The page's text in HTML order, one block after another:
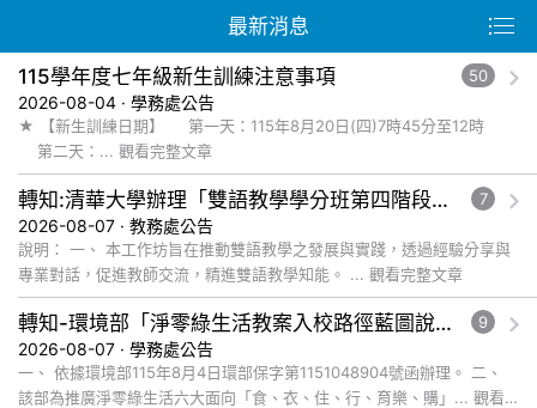
最新消息
115學年度七年級新生訓練注意事項 50
2026-08-04 · 學務處公告
★ 【新生訓練日期】 第一天：115年8月20日(四)7時45分至12時
第二天：... 觀看完整文章
轉知:清華大學辦理「雙語教學學分班第四階段回流工作坊-國高中部」，請有興趣之教師踴躍報名參加 7
2026-08-07 · 教務處公告
說明： 一、 本工作坊旨在推動雙語教學之發展與實踐，透過經驗分享與
專業對話，促進教師交流，精進雙語教學知能。 ... 觀看完整文章
轉知-環境部「淨零綠生活教案入校路徑藍圖說明會」 9
2026-08-07 · 學務處公告
一、 依據環境部115年8月4日環部保字第1151048904號函辦理。 二、
該部為推廣淨零綠生活六大面向「食、衣、住、行、育樂、購」... 觀看